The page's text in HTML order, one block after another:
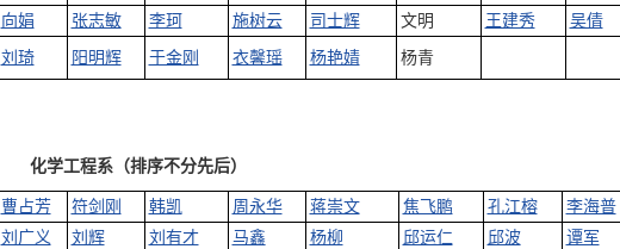
向娟
张志敏 李珂 施树云 司士辉 文明 王建秀 吴倩
刘琦 阳明辉 于金刚 衣馨瑶 杨艳婧 杨青
化学工程系（排序不分先后）
曹占芳 符剑刚 韩凯 周永华 蒋崇文 焦飞鹏 孔江榕
李海普
刘广义
刘辉 刘有才 马鑫 杨柳 邱运仁 邱波
谭军